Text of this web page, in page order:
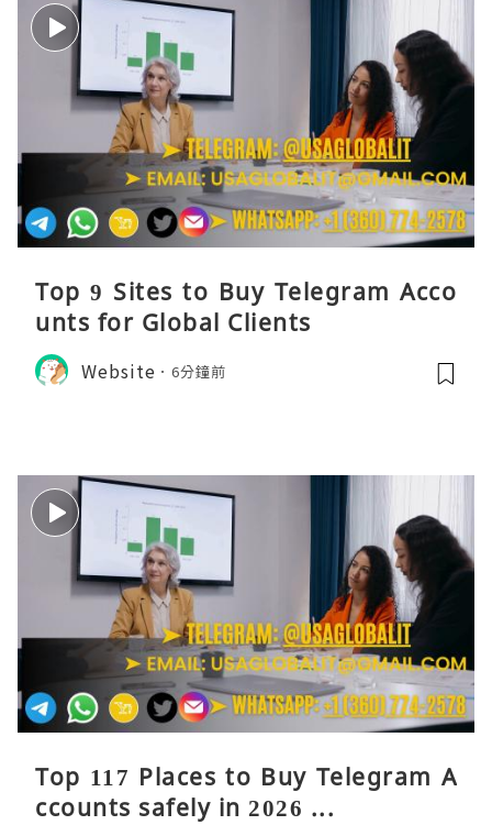
Top 9 Sites to Buy Telegram Acco
unts for Global Clients
Website 6分鐘前
Top 117 Places to Buy Telegram A
ccounts safely in 2026 ...